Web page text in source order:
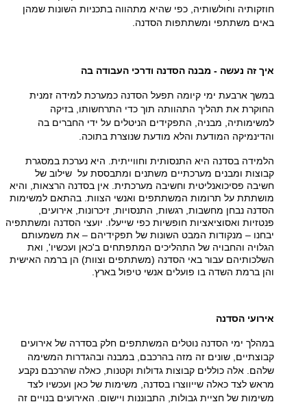
חוזקותיה וחולשותיה, כפי שהיא מתהווה בתכניות השונות שמהן
באים משתתפי ומשתתפות הסדנה.
איך זה נעשה - מבנה הסדנה ודרכי העבודה בה
במשך ארבעת ימי קיומה תפעל הסדנה כמערכת למידה זמנית
החוקרת את תהליך התהוותה תוך כדי התרחשותו, בזיקה
למשימותיה, מבניה, התפקידים הניטלים על ידי החברים בה
והדינמיקה המודעת והלא מודעת שנוצרת בתוכה.
הלמידה בסדנה היא התנסותית וחווייתית. היא נערכת במסגרת
קבוצות ומבנים מערכתיים משתנים ומתבססת על שילוב של
חשיבה פסיכואנליטית וחשיבה מערכתית. אין בסדנה הרצאות, והיא
מושתתת על תרומות המשתתפים ואנשי הצוות. בהתאם למשימות
הסדנה נבחן מחשבות, רגשות, התנסויות, זיכרונות, אירועים,
פנטזיות ואסוציאציות חופשיות כפי שייעלו. יועצי הסדנה ומשתתפיה
יבחנו – מנקודות המבט השונות של תפקידיהם – את משמעותם
הגלויה והחבויה של התהליכים המתפתחים ב'כאן ועכשיו', ואת
השלכותיהם עבור באי הסדנה (משתתפים וצוות) הן ברמה האישית
והן ברמת השדה בו פועלים אנשי טיפול בארץ.
אירועי הסדנה
במהלך ימי הסדנה נוטלים המשתתפים חלק בסדרה של אירועים
קבוצתיים, שונים זה מזה בהרכבם, במבנה ובהגדרות המשימה
שלהם. אלה כוללים קבוצות גדולות וקטנות, כאלה שהרכבם נקבע
מראש לצד כאלה שייווצרו בסדנה, משימות של כאן ועכשיו לצד
משימות של חציית גבולות, התבוננות ויישום. האירועים בנויים זה